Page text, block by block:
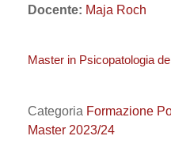
Docente: Maja Roch
Master in Psicopatologia
Categoria Formazione
Master 2023/24